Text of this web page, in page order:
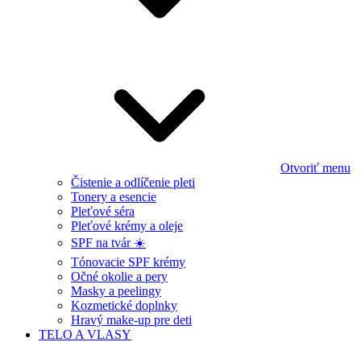
Otvoriť menu
Čistenie a odlíčenie pleti
Tonery a esencie
Pleťové séra
Pleťové krémy a oleje
SPF na tvár ☀️
Tónovacie SPF krémy
Očné okolie a pery
Masky a peelingy
Kozmetické doplnky
Hravý make-up pre deti
TELO A VLASY